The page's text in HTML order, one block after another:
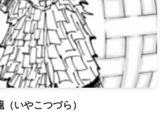
（いやこつづら）